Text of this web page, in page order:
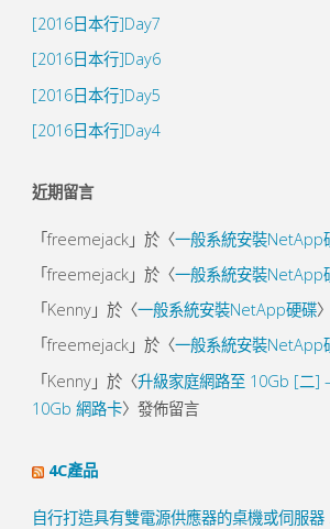
[2016日本行]Day7
[2016日本行]Day6
[2016日本行]Day5
[2016日本行]Day4
近期留言
「freemejack」於〈一般系統安裝NetApp
「freemejack」於〈一般系統安裝NetApp
「 Kenny」於〈一般系統安裝NetApp硬碟
「freemejack」於〈一般系統安裝NetApp
「Kenny」於〈升級家庭網路至 10Gb [二]
10Gb 網路卡〉發佈留言
4C產品
自行打造具有雙電源供應器的桌機或伺服器